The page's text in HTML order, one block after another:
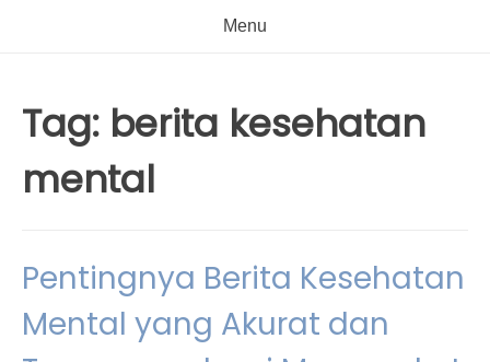
Menu
Tag: berita kesehatan
mental
Pentingnya Berita Kesehatan
Mental yang Akurat dan